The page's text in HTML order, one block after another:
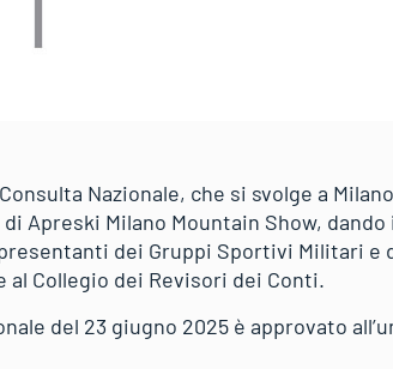
Nazionale, che si svolge a
Apreski Milano Mountain Show,
dei Gruppi Sportivi Militari e
al Collegio dei Revisori dei Conti.
del 23 giugno 2025 è approvato